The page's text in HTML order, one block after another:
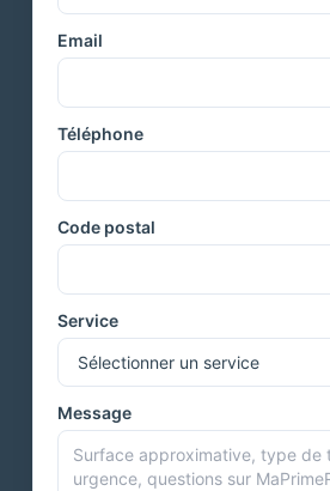
Email
Téléphone
Code postal
Service
Message